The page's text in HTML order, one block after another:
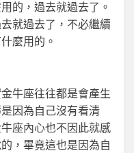
的，過去就過去了。
就過去了，不必繼續
麼用的。
牛座往往都是會產生
因為自己沒有看清
座內心也不因此就感
，畢竟這也是因為自